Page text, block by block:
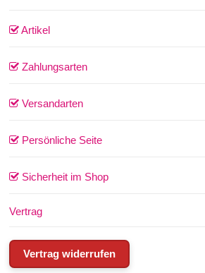
Artikel
Zahlungsarten
Versandarten
Persönliche Seite
Sicherheit im Shop
Vertrag
Vertrag widerrufen